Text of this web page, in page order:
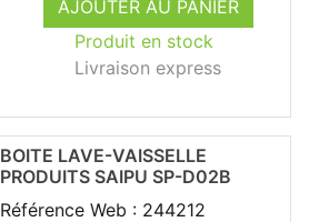
AJOUTER AU PANIER
Produit en stock
Livraison express
BOITE LAVE-VAISSELLE
PRODUITS SAIPU SP-D02B
Référence Web : 244212